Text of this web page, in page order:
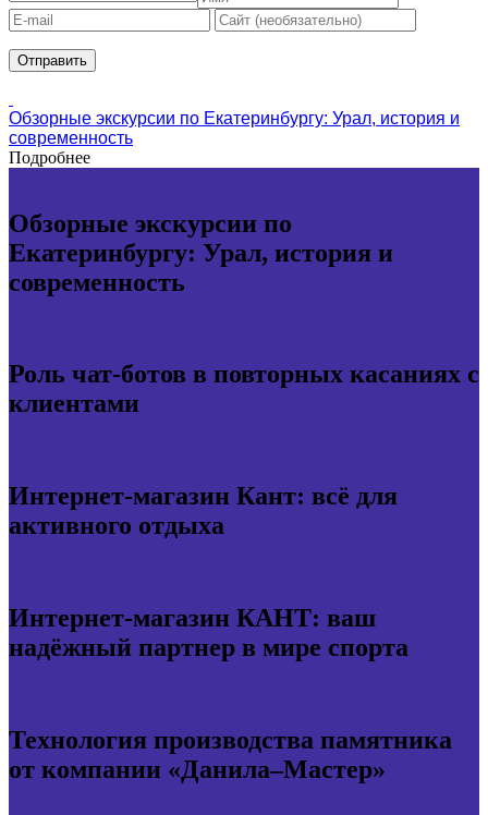
Обзорные экскурсии по Екатеринбургу: Урал, история и
современность
Подробнее
Обзорные экскурсии по
Екатеринбургу: Урал, история и
современность
Роль чат-ботов в повторных касаниях с
клиентами
Интернет-магазин Кант: всё для
активного отдыха
Интернет-магазин КАНТ: ваш
надёжный партнер в мире спорта
Технология производства памятника
от компании «Данила–Мастер»